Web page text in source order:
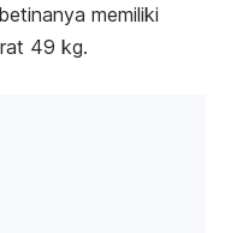
memiliki
49 kg.